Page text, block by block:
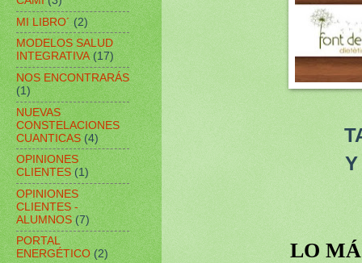
LO
MI LIBRO´ (2)
MODELOS SALUD
INTEGRATIVA (17)
NOS ENCONTRARÁS
(1)
NUEVAS
CONSTELACIONES
CUANTICAS (4)
OPINIONES
CLIENTES (1)
OPINIONES
CLIENTES -
ALUMNOS (7)
PORTAL
ENERGÉTICO (2)